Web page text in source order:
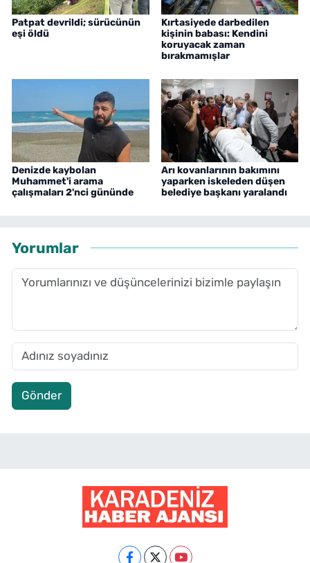
Patpat devrildi; sürücünün
eşi öldü
Kırtasiyede darbedilen
kişinin babası: Kendini
koruyacak zaman
bırakmamışlar
Denizde kaybolan
Muhammet'i arama
çalışmaları 2'nci gününde
Arı kovanlarının bakımını
yaparken iskeleden düşen
belediye başkanı yaralandı
Yorumlar
Gönder